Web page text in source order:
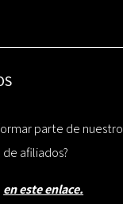
parte de nuestro
afiliados?
en este enlace.